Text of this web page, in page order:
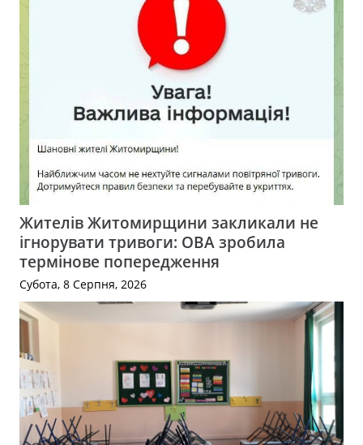
Жителів Житомирщини закликали не
ігнорувати тривоги: ОВА зробила
термінове попередження
Субота, 8 Серпня, 2026